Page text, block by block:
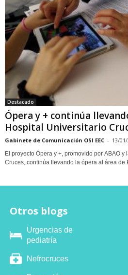
Destacado
Ópera y + continúa
Hospital Universitario
Gabinete de Comunicación OSI EEC - 13/
El proyecto Ópera y +, promovido por ABAO y
Cruces, continúa llevando la ópera al área de
Otros blogs
Urgencias de
pediatría
Nefrocruces